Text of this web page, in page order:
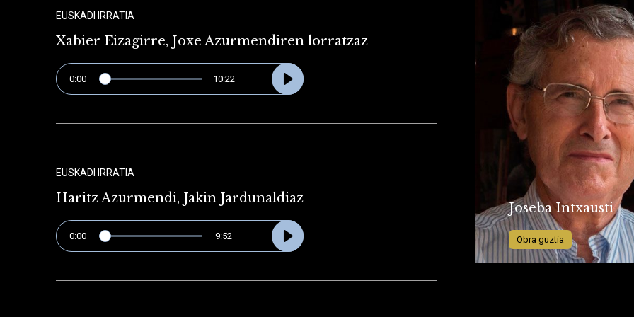
EUSKADI IRRATIA
Xabier Eizagirre, Joxe Azurmendiren lorratzaz
0:00 10:22
EUSKADI IRRATIA
Haritz Azurmendi, Jakin Jardunaldiaz
0:00 9:52
Joxe Azurmendi
Obra guztia
Previous